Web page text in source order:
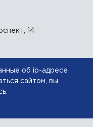
14
сырья
об ip-адресе
сайтом, вы